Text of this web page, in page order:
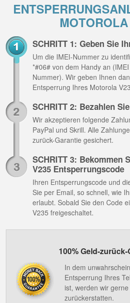
SCHRITT 1: Geben Sie
Um die IMEI-Nummer zu
*#06# von dem Handy an
Nummer). Wir geben Ihnen
Entsperrung Ihres Motorola
SCHRITT 2: Bezahlen
Wir akzeptieren folgende
PayPal und Skrill. Alle
zurück-Garantie gesichert.
SCHRITT 3: Bekommen
V235 Entsperrungscode
Ihren Entsperrungscode und
Sie per Email, so schnell, wie
erlaubt. Sobald Sie den Code
V235 freigeschaltet.
100% Geld-
In dem
Entsperrung Ihres
ist, werden wir
zurückerstatten.